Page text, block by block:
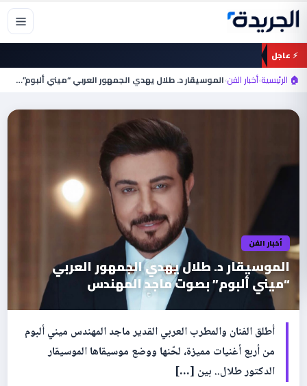
تخطي
المحتوى
⚡ عاجل
🏠 الرئيسية›أخبار الفن›
أخبار الفن
‎الموسيقار د. طلال يهدي الجمهور العربي
“ميني ألبوم” بصوت ماجد المهندس
‎أطلق الفنان والمطرب العربي القدير ماجد المهندس ميني ألبوم
من أربع أغنيات مميزة، لحّنها ووضع موسيقاها الموسيقار
الدكتور طلال.. بين […]